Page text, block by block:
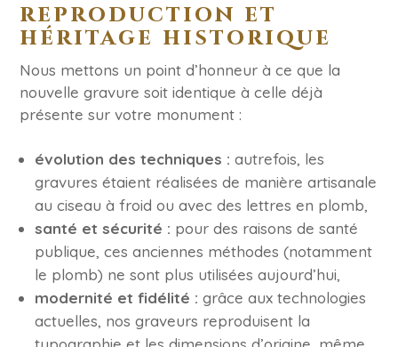
reproduction et
héritage historique
Nous mettons un point d’honneur à ce que la
nouvelle gravure soit identique à celle déjà
présente sur votre monument :
évolution des techniques : autrefois, les
gravures étaient réalisées de manière artisanale
au ciseau à froid ou avec des lettres en plomb,
santé et sécurité : pour des raisons de santé
publique, ces anciennes méthodes (notamment
le plomb) ne sont plus utilisées aujourd’hui,
modernité et fidélité : grâce aux technologies
actuelles, nos graveurs reproduisent la